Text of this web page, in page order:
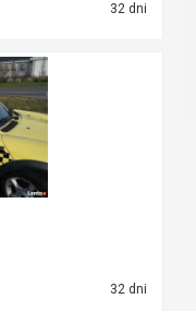
32 dni
32 dni